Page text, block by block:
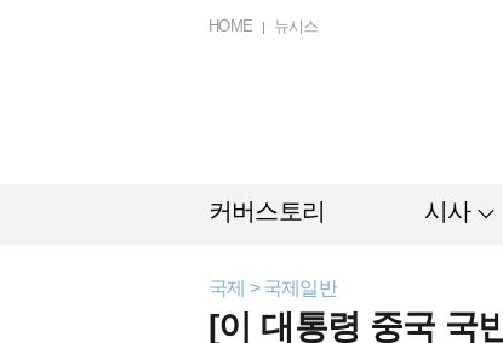
HOME 뉴시스
커버스토리 시사
국제 > 국제일반
[이 대통령 중국 국